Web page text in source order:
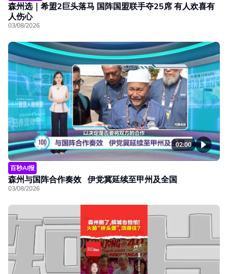
森州选｜希盟2巨头落马 国阵国盟联手夺25席 有人欢喜有
人伤心
03/08/2026
02:00
百秒AI报
森州与国阵合作奏效 伊党冀延续至甲州及全国
03/08/2026